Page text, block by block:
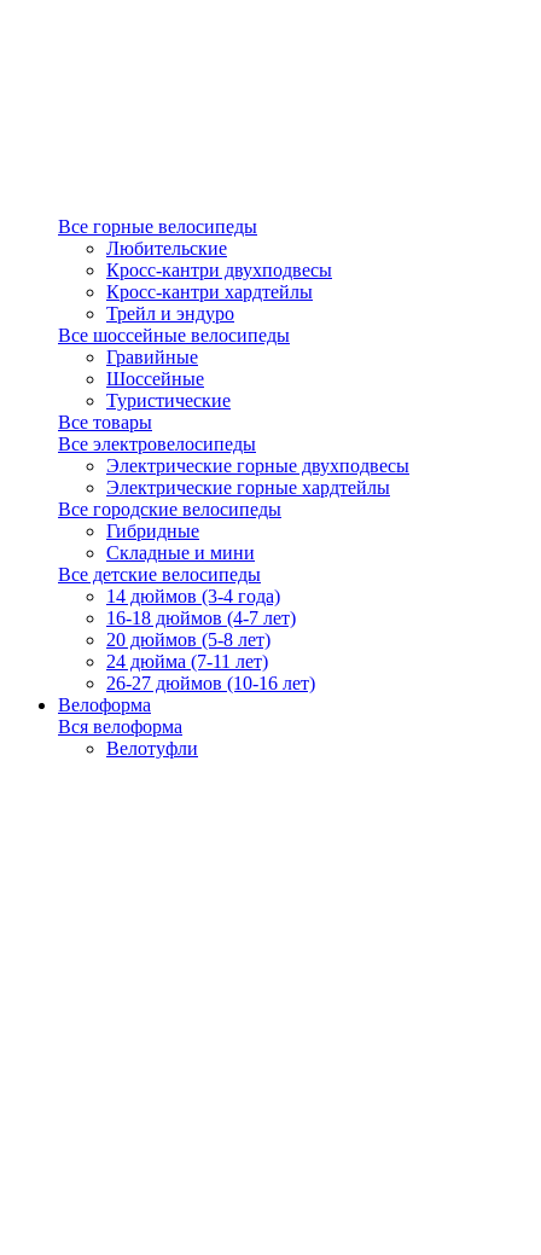
Все горные велосипеды
Любительские
Кросс-кантри двухподвесы
Кросс-кантри хардтейлы
Трейл и эндуро
Все шоссейные велосипеды
Гравийные
Шоссейные
Туристические
Все товары
Все электровелосипеды
Электрические горные двухподвесы
Электрические горные хардтейлы
Все городские велосипеды
Гибридные
Складные и мини
Все детские велосипеды
14 дюймов (3-4 года)
16-18 дюймов (4-7 лет)
20 дюймов (5-8 лет)
24 дюйма (7-11 лет)
26-27 дюймов (10-16 лет)
Велоформа
Вся велоформа
Велотуфли